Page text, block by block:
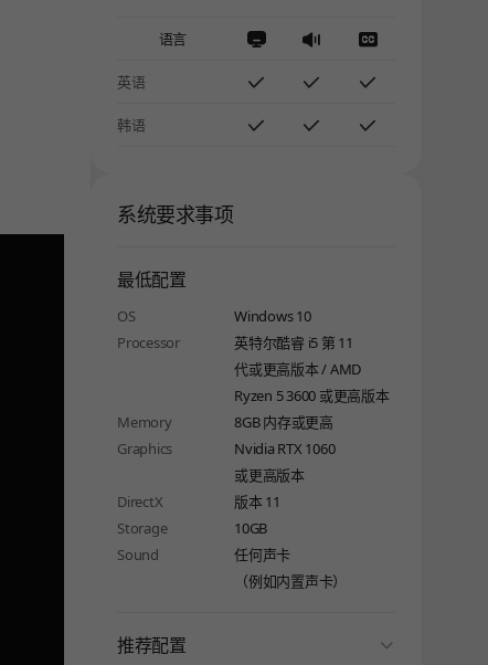
语言
英语
韩语
系统要求事项
最低配置
OS
Windows 10
Processor
英特尔酷睿 i5 第 11
代或更高版本 / AMD
Ryzen 5 3600 或更高版本
Memory
8GB 内存或更高
Graphics
Nvidia RTX 1060
或更高版本
DirectX
版本 11
Storage
10GB
Sound
任何声卡
（例如内置声卡）
推荐配置 folding